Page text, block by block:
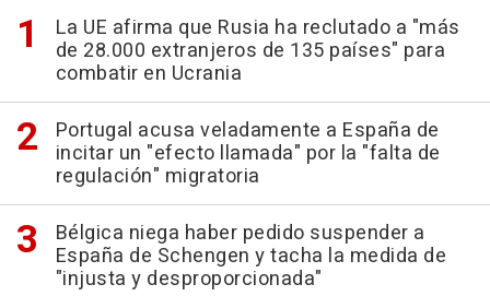
La UE afirma que Rusia ha reclutado a "más
de 28.000 extranjeros de 135 países" para
combatir en Ucrania
Portugal acusa veladamente a España de
incitar un "efecto llamada" por la "falta de
regulación" migratoria
Bélgica niega haber pedido suspender a
España de Schengen y tacha la medida de
"injusta y desproporcionada"